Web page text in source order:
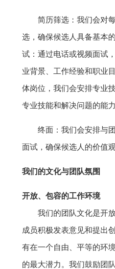
简历筛选：我们会对
选，确保候选人具备基本
试：通过电话或视频面试
业背景、工作经验和职业
体岗位，我们会安排专业
专业技能和解决问题的能力
终面：我们会安排与
面试，确保候选人的价值
我们的文化与团队氛围
开放、包容的工作环境
我们的团队文化是开
成员积极发表意见和提出
有在一个自由、平等的环
的最大潜力。我们鼓励团